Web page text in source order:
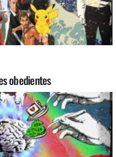
obedientes